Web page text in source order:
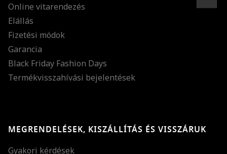
Online vitarendezés
Elállás
Fizetési módok
Garancia
Black Friday Fashion Days
Termékvisszahívási bejelentések
MEGRENDELÉSEK, KISZÁLLÍTÁS ÉS VISSZÁRUK
Gyakori kérdések